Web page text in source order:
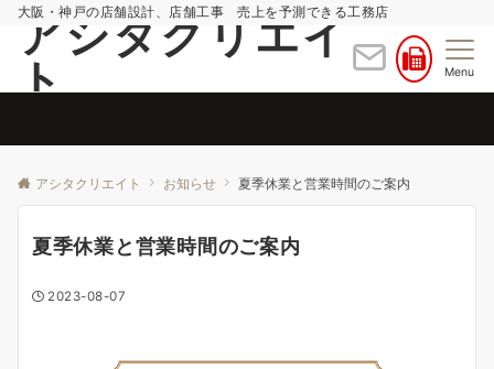
大阪・神戸の店舗設計、店舗工事 売上を予測できる工務店
アシタクリエイ
ト
Menu
アシタクリエイト お知らせ 夏季休業と営業時間のご案内
夏季休業と営業時間のご案内
2023-08-07